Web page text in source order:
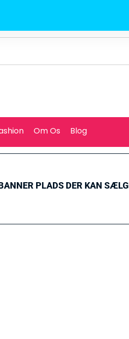
Om Os Blog
PLADS DER KAN